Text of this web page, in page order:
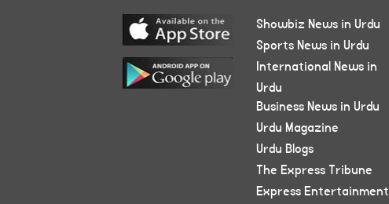
Showbiz News in Urdu
Sports News in Urdu
International News in
Urdu
Business News in Urdu
Urdu Magazine
Urdu Blogs
The Express Tribune
Express Entertainment